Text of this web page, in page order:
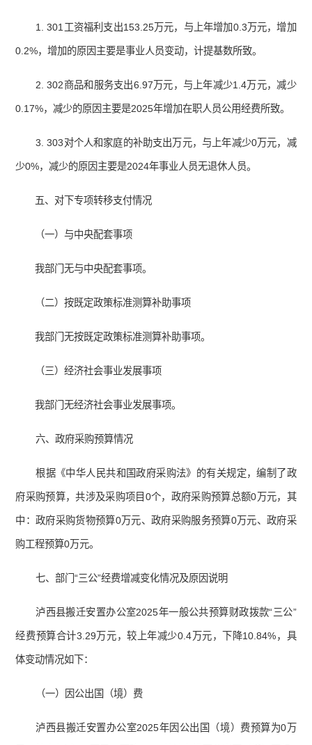
1. 301工资福利支出153.25万元，与上年增加0.3万元，增加
0.2%，增加的原因主要是事业人员变动，计提基数所致。
2. 302商品和服务支出6.97万元，与上年减少1.4万元，减少
0.17%，减少的原因主要是2025年增加在职人员公用经费所致。
3. 303对个人和家庭的补助支出万元，与上年减少0万元，减
少0%，减少的原因主要是2024年事业人员无退休人员。
五、对下专项转移支付情况
（一）与中央配套事项
我部门无与中央配套事项。
（二）按既定政策标准测算补助事项
我部门无按既定政策标准测算补助事项。
（三）经济社会事业发展事项
我部门无经济社会事业发展事项。
六、政府采购预算情况
根据《中华人民共和国政府采购法》的有关规定，编制了政
府采购预算，共涉及采购项目0个，政府采购预算总额0万元，其
中：政府采购货物预算0万元、政府采购服务预算0万元、政府采
购工程预算0万元。
七、部门“三公”经费增减变化情况及原因说明
泸西县搬迁安置办公室2025年一般公共预算财政拨款“三公”
经费预算合计3.29万元，较上年减少0.4万元，下降10.84%，具
体变动情况如下：
（一）因公出国（境）费
泸西县搬迁安置办公室2025年因公出国（境）费预算为0万